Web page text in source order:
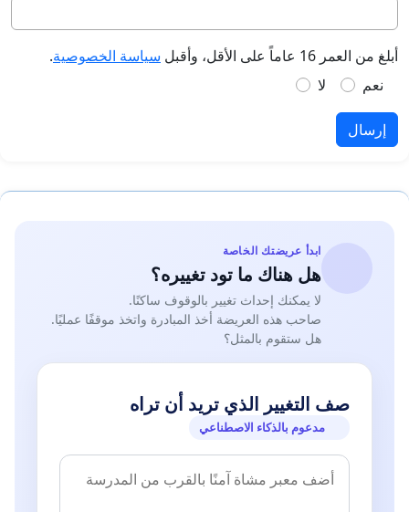
أبلغ من العمر 16 عاماً على الأقل، وأقبل سياسة الخصوصية.
نعم
لا
إرسال
ابدأ عريضتك الخاصة
هل هناك ما تود تغييره؟
لا يمكنك إحداث تغيير بالوقوف ساكنًا.
صاحب هذه العريضة أخذ المبادرة واتخذ موقفًا عمليًا.
هل ستقوم بالمثل؟
صف التغيير الذي تريد أن تراه
مدعوم بالذكاء الاصطناعي